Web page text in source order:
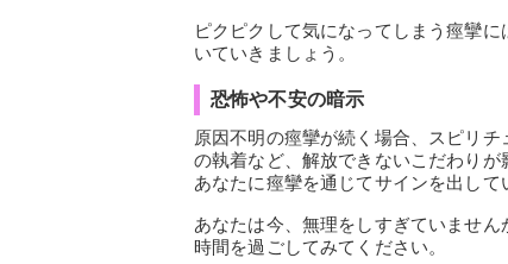
ピクピクして気になってしまう痙攣
いていきましょう。
恐怖や不安の暗示
原因不明の痙攣が続く場合、スピリチ
の執着など、解放できないこだわり
あなたに痙攣を通じてサインを出して
あなたは今、無理をしすぎていませ
時間を過ごしてみてください。